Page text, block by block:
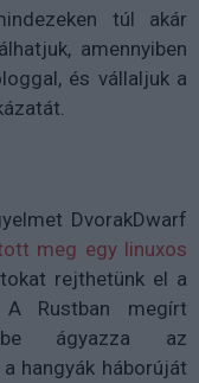
túl akár
amennyiben
és vállaljuk a
DvorakDwarf
meg egy linuxos
rejthetünk el a
A Rustban megírt
ágyazza az
hangyák háborúját